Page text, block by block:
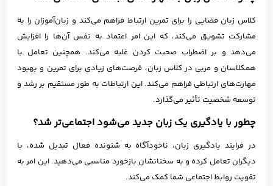
کلاس زبان فضایی را برای تمرین ارتباط فراهم می‌کند و زبان‌آموزان را به
مشارکت تشویق می‌کند، که این امر اعتماد به نفس آن‌ها را افزایش
می‌دهد و بر اضطراب صحبت کردن غلبه می‌کند. همچنین تعامل با
همکلاسان و مربی در کلاس زبان، فرصت‌های زیادی برای تمرین و بهبود
مهارت‌های ارتباطی فراهم می‌کند. این ارتباطات به طور مستقیم بر رشد و
توسعه شخصیت تأثیر می‌گذارد.
چطور با یادگیری یک زبان جدید می‌شود اجتماعی‌تر شد؟
در فرایند یادگیری زبان، ناخودآگاه به شنونده فعال تبدیل شده، با
دیگران تعامل کرده و به سخنانشان بازخورد مناسبی می‌دهید. این امر به
تقویت روابط اجتماعی شما کمک می‌کند.